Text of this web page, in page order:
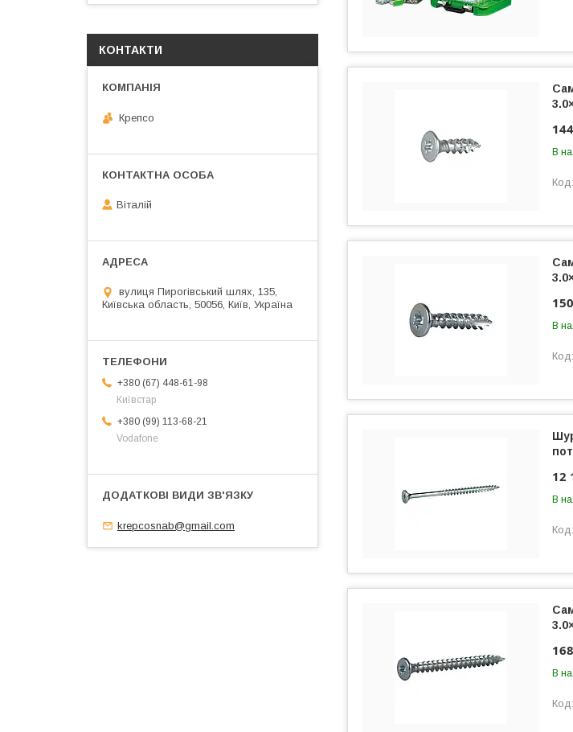
В
В
12
В
В
КОНТАКТИ
Крепсо
Віталій
вулиця Пирогівський шлях, 135,
Київська область, 50056, Київ, Україна
+380 (67) 448-61-98
Київстар
+380 (99) 113-68-21
Vodafone
krepcosnab@gmail.com